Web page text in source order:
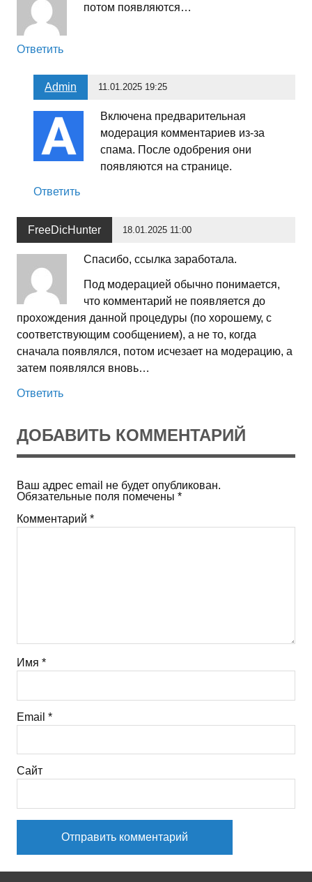
потом появляются…
Ответить
Admin 11.01.2025 19:25
Включена предварительная
модерация комментариев из-за
спама. После одобрения они
появляются на странице.
Ответить
FreeDicHunter 18.01.2025 11:00
Спасибо, ссылка заработала.
Под модерацией обычно понимается,
что комментарий не появляется до
прохождения данной процедуры (по хорошему, с
соответствующим сообщением), а не то, когда
сначала появлялся, потом исчезает на модерацию, а
затем появлялся вновь…
Ответить
ДОБАВИТЬ КОММЕНТАРИЙ
Ваш адрес email не будет опубликован.
Обязательные поля помечены *
Комментарий *
Имя *
Email *
Сайт